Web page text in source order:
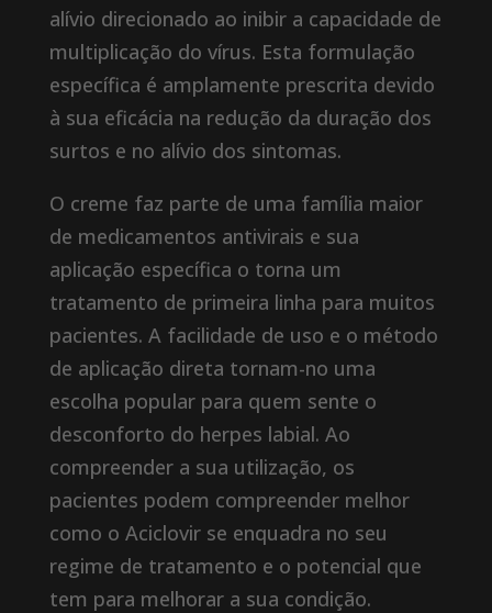
alívio direcionado ao inibir a capacidade de
multiplicação do vírus. Esta formulação
específica é amplamente prescrita devido
à sua eficácia na redução da duração dos
surtos e no alívio dos sintomas.
O creme faz parte de uma família maior
de medicamentos antivirais e sua
aplicação específica o torna um
tratamento de primeira linha para muitos
pacientes. A facilidade de uso e o método
de aplicação direta tornam-no uma
escolha popular para quem sente o
desconforto do herpes labial. Ao
compreender a sua utilização, os
pacientes podem compreender melhor
como o Aciclovir se enquadra no seu
regime de tratamento e o potencial que
tem para melhorar a sua condição.